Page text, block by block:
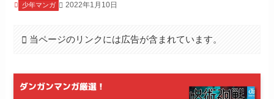
少年マンガ 2022年1月10日
当ページのリンクには広告が含まれています。